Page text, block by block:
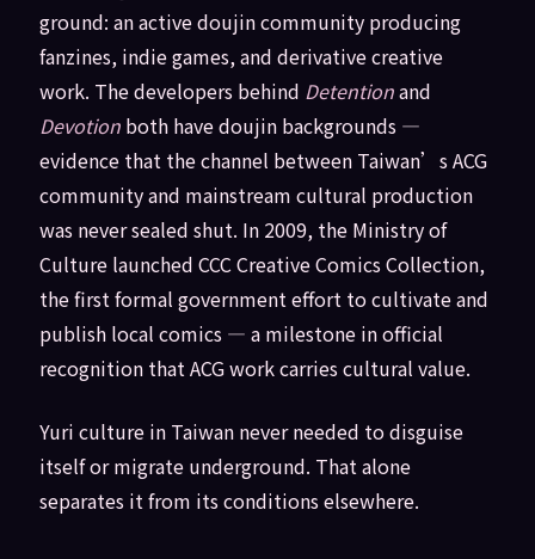
ground: an active doujin community producing
fanzines, indie games, and derivative creative
work. The developers behind Detentionand
Devotionboth have doujin backgrounds —
evidence that the channel between Taiwan’s ACG
community and mainstream cultural production
was never sealed shut. In 2009, the Ministry of
Culture launched CCC Creative Comics Collection,
the first formal government effort to cultivate and
publish local comics — a milestone in official
recognition that ACG work carries cultural value.
Yuri culture in Taiwan never needed to disguise
itself or migrate underground. That alone
separates it from its conditions elsewhere.